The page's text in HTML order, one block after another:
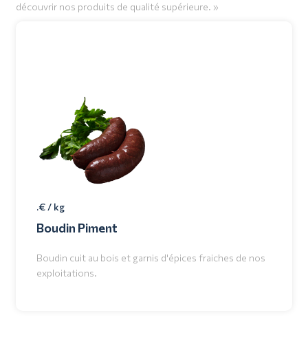
découvrir nos produits de qualité supérieure. »
.€ / kg
Boudin Piment
Boudin cuit au bois et garnis d'épices fraiches de nos
exploitations.